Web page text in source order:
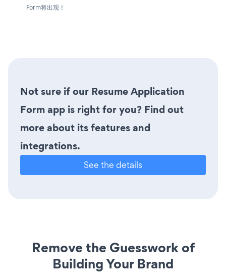
Form将出现！
Not sure if our Resume Application
Form app is right for you? Find out
more about its features and
integrations.
See the details
Remove the Guesswork of
Building Your Brand